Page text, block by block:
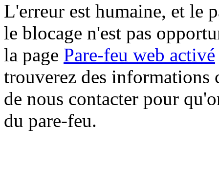
L'erreur est humaine, et le
le blocage n'est pas
la page Pare-feu web activé
trouverez des informations
de nous contacter pour
du pare-feu.